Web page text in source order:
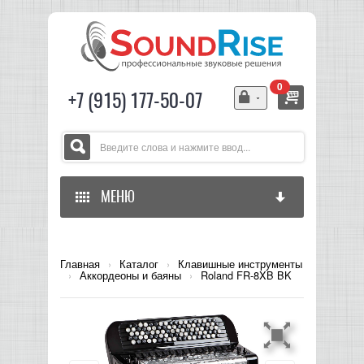
+7 (915) 177-50-07
0
МЕНЮ
ЗВУКОВОЕ ОБОРУДОВАНИЕ
МИКШЕРЫ АНАЛОГОВЫЕ
СВЕТОВОЕ ОБОРУДОВАНИЕ
Главная › Каталог › Клавишные инструменты
› Аккордеоны и баяны › Roland FR-8XB BK